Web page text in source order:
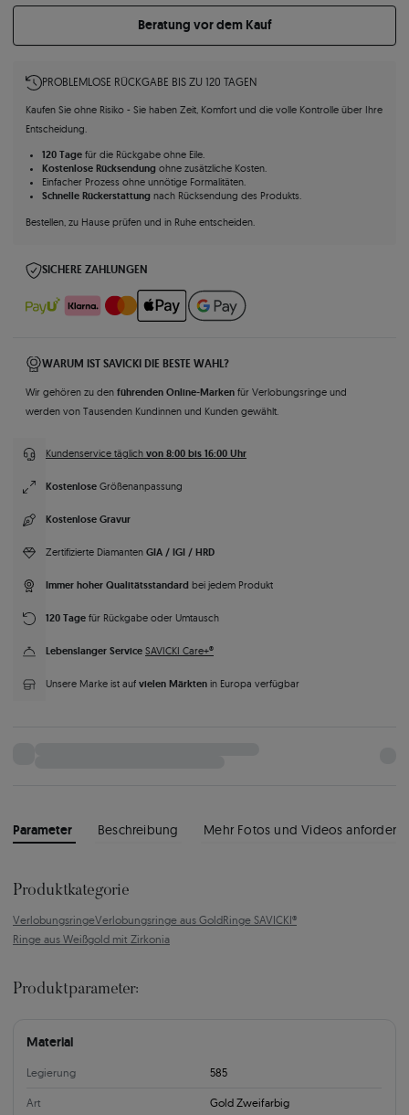
Beratung vor dem Kauf
PROBLEMLOSE RÜCKGABE BIS ZU 120 TAGEN
Kaufen Sie ohne Risiko - Sie haben Zeit, Komfort und die volle Kontrolle über Ihre
Entscheidung.
120 Tagefür die Rückgabe ohne Eile.
Kostenlose Rücksendungohne zusätzliche Kosten.
Einfacher Prozess ohne unnötige Formalitäten.
Schnelle Rückerstattungnach Rücksendung des Produkts.
Bestellen, zu Hause prüfen und in Ruhe entscheiden.
SICHERE ZAHLUNGEN
WARUM IST SAVICKI DIE BESTE WAHL?
Wir gehören zu den führenden Online-Marken für Verlobungsringe und
werden von Tausenden Kundinnen und Kunden gewählt.
Kundenservice täglich von 8:00 bis 16:00 Uhr
Kostenlose Größenanpassung
Kostenlose Gravur
Zertifizierte Diamanten GIA / IGI / HRD
Immer hoher Qualitätsstandard bei jedem Produkt
120 Tage für Rückgabe oder Umtausch
Lebenslanger Service SAVICKI Care+®
Unsere Marke ist auf vielen Märkten in Europa verfügbar
Parameter Beschreibung Mehr Fotos und Videos anfordern
Produktkategorie
VerlobungsringeVerlobungsringe aus GoldRinge SAVICKI®
Ringe aus Weißgold mit Zirkonia
Produktparameter:
Material
Legierung 585
Art Gold Zweifarbig